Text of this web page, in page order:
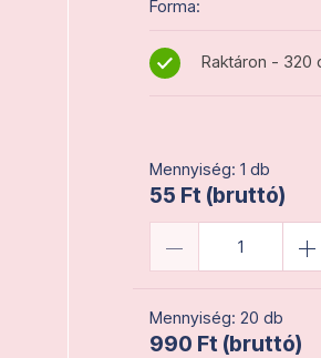
Forma:
Raktáron - 320
Mennyiség: 1 db
55 Ft (bruttó)
Mennyiség: 20 db
990 Ft (bruttó)